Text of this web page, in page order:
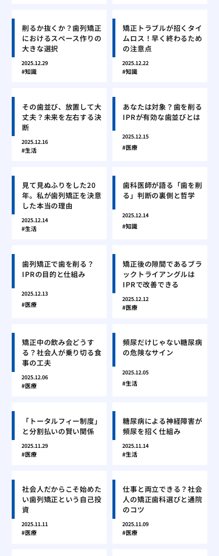
削るか抜くか？歯列矯正
におけるスペース作りの
大きな選択
2025.12.29
知識
矯正トラブルが招くタイ
ムロス！早く終わるため
の注意点
2025.12.22
知識
その歯並び、放置して大
丈夫？未来を左右する決
断
2025.12.16
生活
あなたは対象？歯を削る
IPRが有効な歯並びとは
2025.12.15
医療
見て見ぬふりをした20
年。私が歯列矯正を決意
した本当の理由
2025.12.14
生活
歯科医師が語る「歯を削
る」判断の裏側と哲学
2025.12.14
知識
歯列矯正で歯を削る？
IPRの目的と仕組み
2025.12.13
医療
矯正後の隙間であるブラ
ックトライアングルは
IPRで改善できる
2025.12.12
医療
矯正中の飲み会どうす
る？社会人が乗り切る食
事の工夫
2025.12.06
医療
頻尿だけじゃない糖尿病
の危険なサイン
2025.12.05
生活
「トータルフィー制度」
と分割払いの賢い関係
2025.11.29
医療
糖尿病による神経障害が
頻尿を招く仕組み
2025.11.14
生活
社会人だからこそ始めた
い歯列矯正という自己投
資
2025.11.11
医療
仕事と両立できる？社会
人の矯正歯科選びと通院
のコツ
2025.11.09
医療